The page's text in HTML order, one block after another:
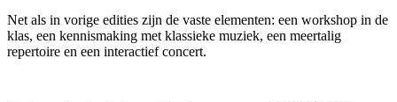
Net als in vorige edities zijn de vaste elementen: een workshop in de
klas, een kennismaking met klassieke muziek, een meertalig
repertoire en een interactief concert.